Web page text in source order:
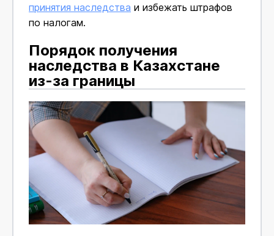
принятия наследства и избежать штрафов
по налогам.
Порядок получения
наследства в Казахстане
из-за границы